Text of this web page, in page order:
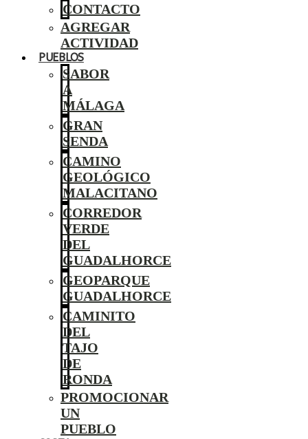
CONTACTO
AGREGAR
ACTIVIDAD
PUEBLOS
SABOR
A
MÁLAGA
GRAN
SENDA
CAMINO
GEOLÓGICO
MALACITANO
CORREDOR
VERDE
DEL
GUADALHORCE
GEOPARQUE
GUADALHORCE
CAMINITO
DEL
TAJO
DE
RONDA
PROMOCIONAR
UN
PUEBLO